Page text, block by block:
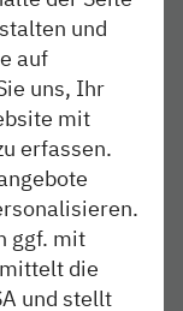
die
unter
beantworten
unter der
mbH & Co. KG
der
Die
und
auf
uns, Ihr
mit
erfassen.
ggf. mit
die
und stellt